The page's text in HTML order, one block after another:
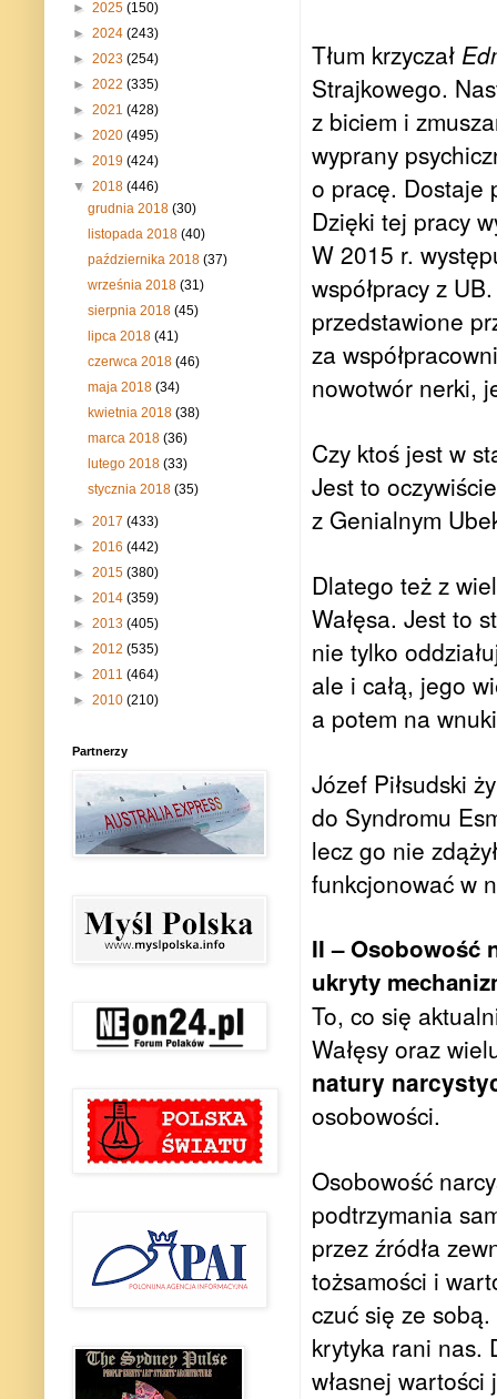
Tłum krzyczał
Strajkowego.
z biciem i
wyprany
o pracę. Dostaje
Dzięki tej pracy
W 2015 r.
współpracy z
przedstawione
za
nowotwór nerki,
Czy ktoś jest w
Jest to
z Genialnym
Dlatego też z
Wałęsa. Jest to
nie tylko
ale i całą, jego
a potem na
Józef Piłsudski
do Syndromu
lecz go nie
funkcjonować w
II – Osobowość
ukryty
To, co się
Wałęsy oraz
natury
osobowości.
Osobowość
podtrzymania
przez źródła
tożsamości i
czuć się ze
krytyka rani nas.
własnej
► 2025 (150)
► 2024 (243)
► 2023 (254)
► 2022 (335)
► 2021 (428)
► 2020 (495)
► 2019 (424)
▼ 2018 (446)
grudnia 2018(30)
listopada 2018(40)
października 2018(37)
września 2018(31)
sierpnia 2018(45)
lipca 2018(41)
czerwca 2018(46)
maja 2018(34)
kwietnia 2018(38)
marca 2018(36)
lutego 2018(33)
stycznia 2018(35)
► 2017 (433)
► 2016 (442)
► 2015 (380)
► 2014 (359)
► 2013 (405)
► 2012 (535)
► 2011 (464)
► 2010 (210)
Partnerzy